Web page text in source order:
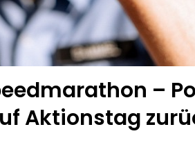
2026
–
Aktionstag